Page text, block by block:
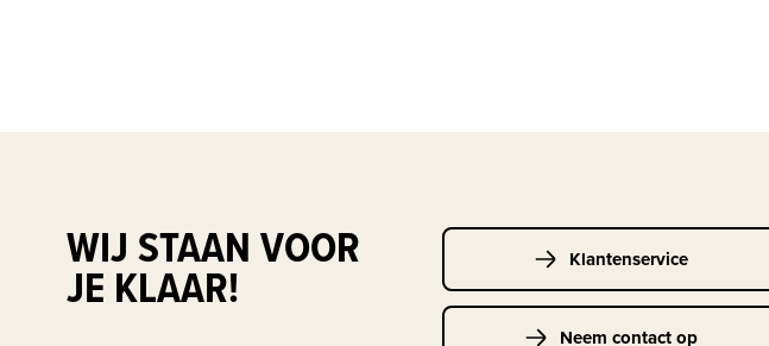
WIJ STAAN VOOR
JE KLAAR! Klantenservice
Neem contact op